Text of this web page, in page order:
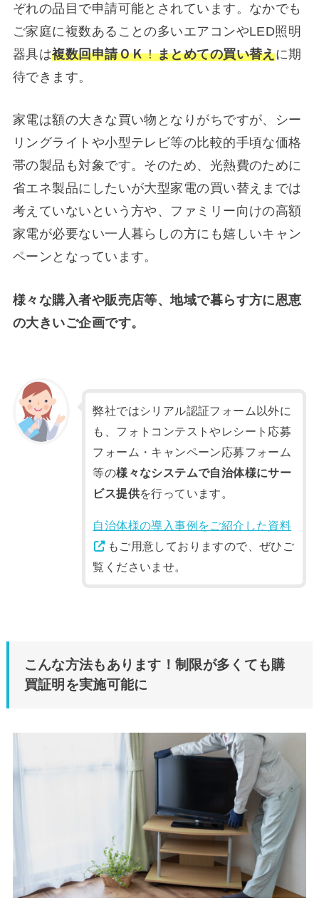
ぞれの品目で申請可能とされています。なかでも
ご家庭に複数あることの多いエアコンやLED照明
器具は複数回申請ＯＫ！まとめての買い替えに期
待できます。
家電は額の大きな買い物となりがちですが、シー
リングライトや小型テレビ等の比較的手頃な価格
帯の製品も対象です。そのため、光熱費のために
省エネ製品にしたいが大型家電の買い替えまでは
考えていないという方や、ファミリー向けの高額
家電が必要ない一人暮らしの方にも嬉しいキャン
ペーンとなっています。
様々な購入者や販売店等、地域で暮らす方に恩恵
の大きいご企画です。
弊社ではシリアル認証フォーム以外に
も、フォトコンテストやレシート応募
フォーム・キャンペーン応募フォーム
等の様々なシステムで自治体様にサー
ビス提供を行っています。
自治体様の導入事例をご紹介した資料
もご用意しておりますので、ぜひご
覧くださいませ。
こんな方法もあります！制限が多くても購
買証明を実施可能に